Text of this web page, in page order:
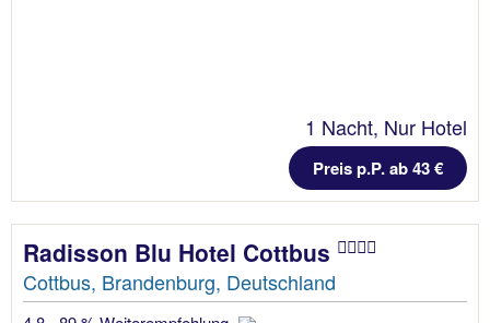
1 Nacht, Nur Hotel
Preis p.P. ab 43 €
Radisson Blu Hotel Cottbus
Cottbus, Brandenburg, Deutschland